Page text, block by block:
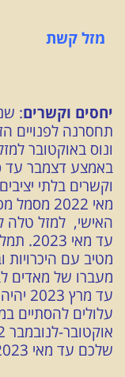
מזל קשת
יחסים וקשרים:
תחסרנה לפנויים
ונוס באוקטובר
באמצע דצמבר עד
וקשרים בלתי
מאי
האישי, למזל
מטיב עם
מעברו של מאדים
עד
עלולים להסתיים
שלכם עד מאי 2023 מבטיח היכרויות חדשות ומוצלחות.